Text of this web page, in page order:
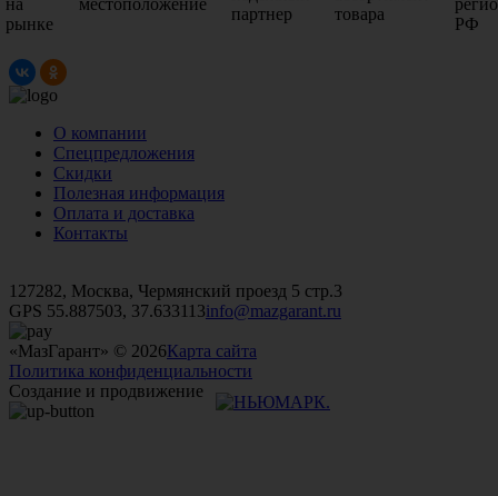
рынке
партнер
товара
РФ
О компании
Спецпредложения
Скидки
Полезная информация
Оплата и доставка
Контакты
127282, Москва, Чермянский проезд 5 стр.3
GPS 55.887503, 37.633113info@mazgarant.ru
«МазГарант» © 2026Карта сайта
Политика конфиденциальности
Создание и продвижение